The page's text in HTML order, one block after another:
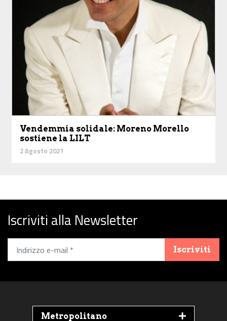
Vendemmia solidale: Moreno Morello
sostiene la LILT
2 Agosto 2021
Iscriviti alla Newsletter
Iscriviti
Metropolitano